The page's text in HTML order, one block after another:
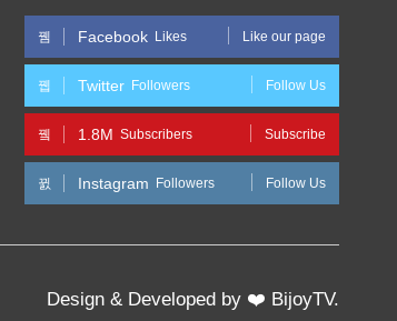
Facebook Likes Like our page
Twitter Followers Follow Us
1.8M Subscribers Subscribe
Instagram Followers Follow Us
Design & Developed by ❤️ BijoyTV.